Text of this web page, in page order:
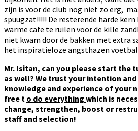
zijn is voor de club nog niet zo erg,
spuugzat!!!!! De resterende harde
warme cafe te ruilen voor de kille
niet kwam door de bakken met extra
het inspiratieloze angsthazen
Mr. Isitan, can you please start the
as well? We trust your intention
knowledge and experience of your
free t o do everything which is
change, strengthen, boost or
staff and selection!